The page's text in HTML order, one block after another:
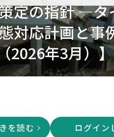
人権・人的資本課題解決支
等
全社的リスク管理（ERM）
コンプライアンス・内部統
定の指針 ―タ
対応計画と
2026年3月）】
を読む ログイン